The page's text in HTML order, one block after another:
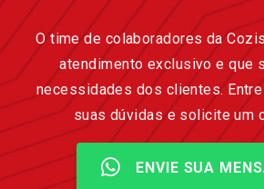
O time de colaboradores da
atendimento exclusivo e que
necessidades dos clientes.
suas dúvidas e solicite um
ENVIE SUA